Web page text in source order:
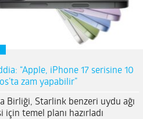
“Apple, iPhone 17 serisine 10
zam yapabilir”
Birliği, Starlink benzeri uydu ağı
için temel planı hazırladı